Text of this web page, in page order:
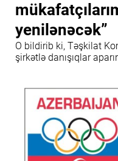
yenilənəcək”
O bildirib ki, Təşkilat
şirkətlə danışıqlar aparır